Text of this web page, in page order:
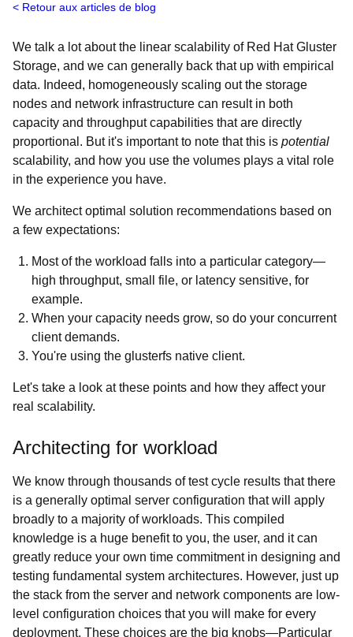
Retour aux articles de blog
We talk a lot about the linear scalability of Red Hat Gluster
Storage, and we can generally back that up with empirical
data. Indeed, homogeneously scaling out the storage
nodes and network infrastructure can result in both
capacity and throughput capabilities that are directly
proportional. But it's important to note that this is potential
scalability, and how you use the volumes plays a vital role
in the experience you have.
We architect optimal solution recommendations based on
a few expectations:
Most of the workload falls into a particular category—
high throughput, small file, or latency sensitive, for
example.
When your capacity needs grow, so do your concurrent
client demands.
You're using the glusterfs native client.
Let's take a look at these points and how they affect your
real scalability.
Architecting for workload
We know through thousands of test cycle results that there
is a generally optimal server configuration that will apply
broadly to a majority of workloads. This compiled
knowledge is a huge benefit to you, the user, and it can
greatly reduce your own time commitment in designing and
testing fundamental system architectures. However, just up
the stack from the server and network components are low-
level configuration choices that you will make for every
deployment. These choices are the big knobs—Particular